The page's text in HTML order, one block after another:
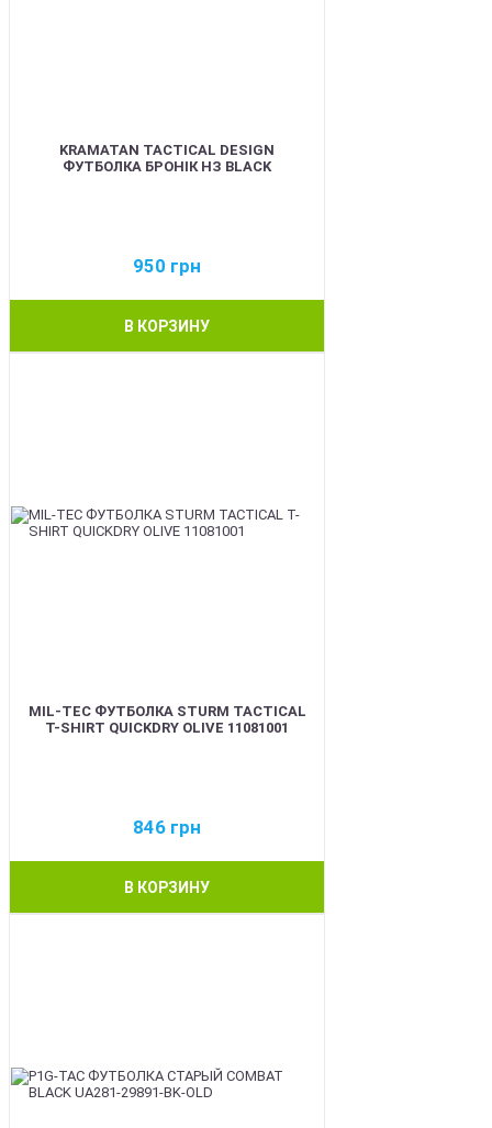
KRAMATAN TACTICAL DESIGN
ФУТБОЛКА БРОНІК НЗ BLACK
950 грн
В КОРЗИНУ
MIL-TEC ФУТБОЛКА STURM TACTICAL
T-SHIRT QUICKDRY OLIVE 11081001
846 грн
В КОРЗИНУ